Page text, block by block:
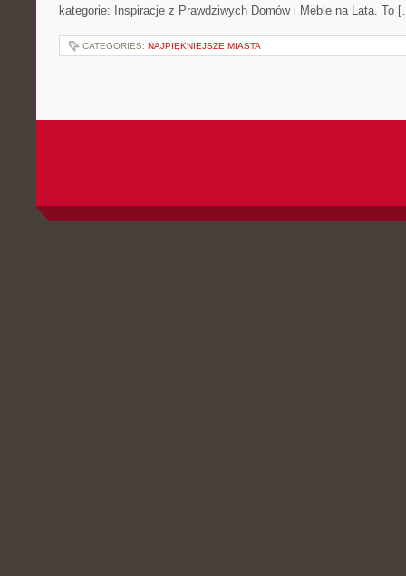
kategorie: Inspiracje z Prawdziwych Domów i Meble na Lata. To
CATEGORIES: NAJPIĘKNIEJSZE MIASTA